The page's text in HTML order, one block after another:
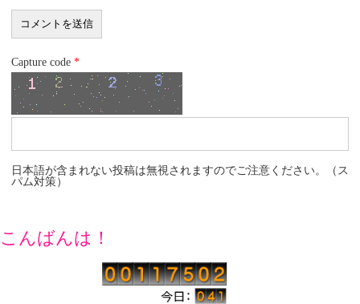
Capture code *
日本語が含まれない投稿は無視されますのでご注意ください。（ス
パム対策）
こんばんは！